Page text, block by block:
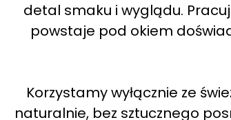
detal smaku i wyglądu.
powstaje pod okiem
Korzystamy wyłącznie ze
naturalnie, bez sztucznego